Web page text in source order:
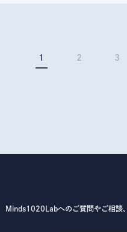
1 2 3
Minds1020Labへのご質問やご相談、